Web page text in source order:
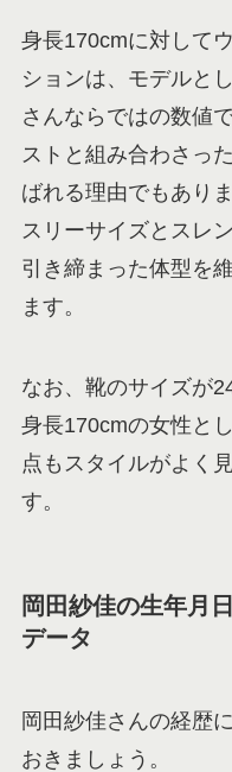
身長170cmに対して
ションは、モデルと
さんならではの数値
ストと組み合わさっ
ばれる理由でもあり
スリーサイズとスレ
引き締まった体型を
ます。
なお、靴のサイズが
身長170cmの女性と
点もスタイルがよく
す。
岡田紗佳の生年月
データ
岡田紗佳さんの経歴
おきましょう。